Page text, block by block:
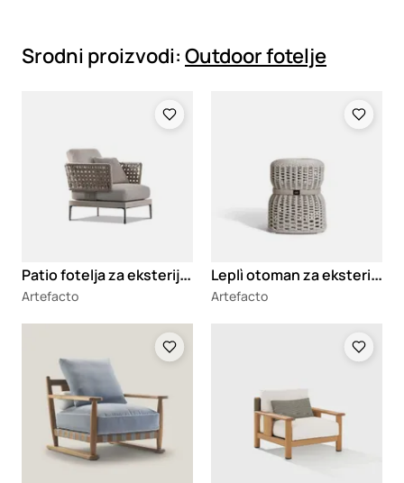
Srodni proizvodi: Outdoor fotelje
P
atio fotelja za eksterijer
Artefacto
L
eplì otoman za eksterijer
Artefacto